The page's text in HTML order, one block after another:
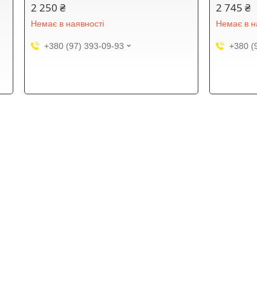
2 250 ₴
Немає в наявності
+380 (97) 393-09-93
2 745 ₴
Немає в
+380